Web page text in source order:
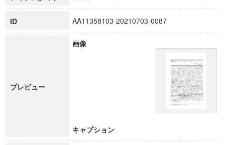
ID AA11358103-20210703-0087
プレビュー
画像
キャプション